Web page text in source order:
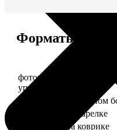
Форматы и
фотопечать на кружке +
упаковка
фотопечать на пивном
фотопечать на тарелке
фотопечать на коврике